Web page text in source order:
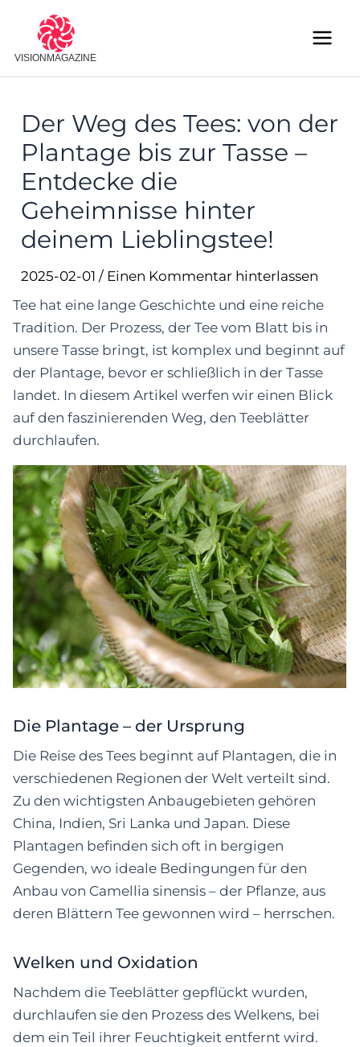
content
Main
Menu
Der Weg des Tees: von der
Plantage bis zur Tasse –
Entdecke die
Geheimnisse hinter
deinem Lieblingstee!
2025-02-01/ Einen Kommentar hinterlassen
Tee hat eine lange Geschichte und eine reiche
Tradition. Der Prozess, der Tee vom Blatt bis in
unsere Tasse bringt, ist komplex und beginnt auf
der Plantage, bevor er schließlich in der Tasse
landet. In diesem Artikel werfen wir einen Blick
auf den faszinierenden Weg, den Teeblätter
durchlaufen.
Die Plantage – der Ursprung
Die Reise des Tees beginnt auf Plantagen, die in
verschiedenen Regionen der Welt verteilt sind.
Zu den wichtigsten Anbaugebieten gehören
China, Indien, Sri Lanka und Japan. Diese
Plantagen befinden sich oft in bergigen
Gegenden, wo ideale Bedingungen für den
Anbau von Camellia sinensis – der Pflanze, aus
deren Blättern Tee gewonnen wird – herrschen.
Welken und Oxidation
Nachdem die Teeblätter gepflückt wurden,
durchlaufen sie den Prozess des Welkens, bei
dem ein Teil ihrer Feuchtigkeit entfernt wird.